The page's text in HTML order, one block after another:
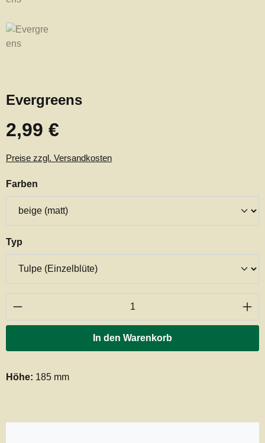
Evergreens
Regulärer Preis:
2,99 €
Preise zzgl. Versandkosten
Farben
Typ
Produkt Anzahl: Gib den gewünschten
In den Warenkorb
Höhe: 185 mm